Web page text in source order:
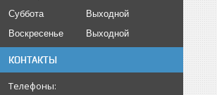
Суббота
Выходной
Воскресенье
Выходной
КОНТАКТЫ